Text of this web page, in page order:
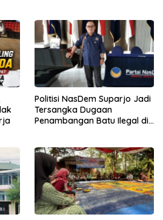
Politisi NasDem Suparjo Jadi
Tersangka Dugaan
Penambangan Batu Ilegal di